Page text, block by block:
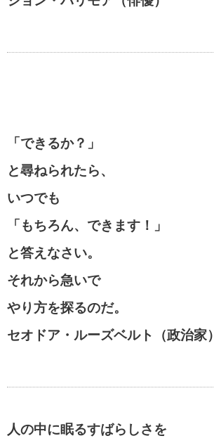
「できるか？」
と尋ねられたら、
いつでも
「もちろん、できます！」
と答えなさい。
それから急いで
やり方を探るのだ。
セオドア・ルーズベルト（政治家）
人の中に眠るすばらしさを